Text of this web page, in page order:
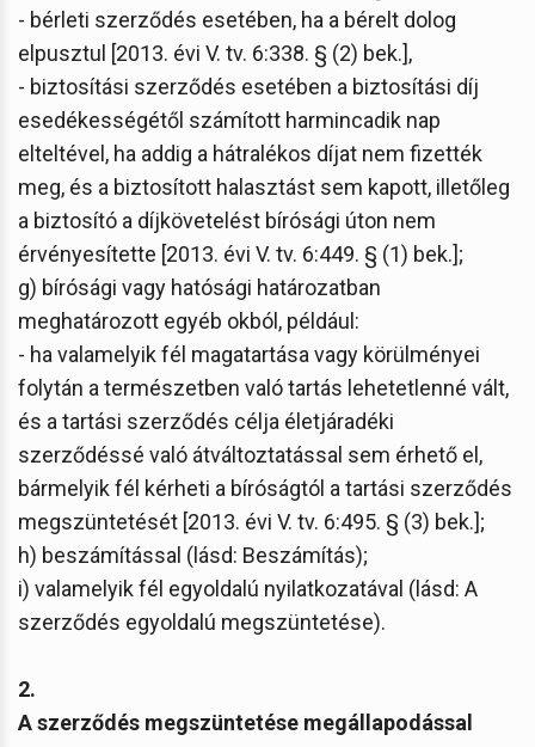
- bérleti szerződés esetében, ha a bérelt dolog
elpusztul [2013. évi V. tv. 6:338. § (2) bek.],
- biztosítási szerződés esetében a biztosítási díj
esedékességétől számított harmincadik nap
elteltével, ha addig a hátralékos díjat nem fizették
meg, és a biztosított halasztást sem kapott, illetőleg
a biztosító a díjkövetelést bírósági úton nem
érvényesítette [2013. évi V. tv. 6:449. § (1) bek.];
g) bírósági vagy hatósági határozatban
meghatározott egyéb okból, például:
- ha valamelyik fél magatartása vagy körülményei
folytán a természetben való tartás lehetetlenné vált,
és a tartási szerződés célja életjáradéki
szerződéssé való átváltoztatással sem érhető el,
bármelyik fél kérheti a bíróságtól a tartási szerződés
megszüntetését [2013. évi V. tv. 6:495. § (3) bek.];
h) beszámítással (lásd: Beszámítás);
i) valamelyik fél egyoldalú nyilatkozatával (lásd: A
szerződés egyoldalú megszüntetése).
2.
A szerződés megszüntetése megállapodással